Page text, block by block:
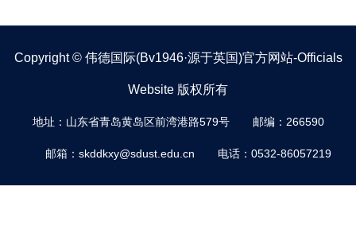
Copyright © 伟德国际(bv1946·源于英国)官方网站-Officials
Website 版权所有
地址：山东省青岛黄岛区前湾港路579号 邮编：266590
邮箱：skddkxy@sdust.edu.cn 电话：0532-86057219